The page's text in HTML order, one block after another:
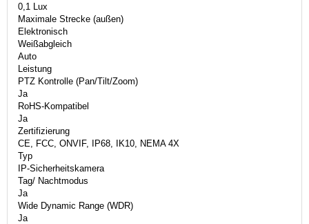
0,1 Lux
Maximale Strecke (außen)
Elektronisch
Weißabgleich
Auto
Leistung
PTZ Kontrolle (Pan/Tilt/Zoom)
Ja
RoHS-Kompatibel
Ja
Zertifizierung
CE, FCC, ONVIF, IP68, IK10, NEMA 4X
Typ
IP-Sicherheitskamera
Tag/ Nachtmodus
Ja
Wide Dynamic Range (WDR)
Ja